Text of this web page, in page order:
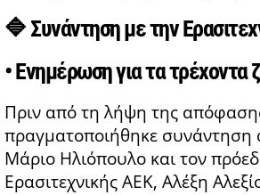
🔷 Συνάντηση με την
• Ενημέρωση για τα τρέχοντα
Πριν από τη λήψη της
πραγματοποιήθηκε συνάντηση
Μάριο Ηλιόπουλο και τον
Ερασιτεχνικής ΑΕΚ, Αλέξη